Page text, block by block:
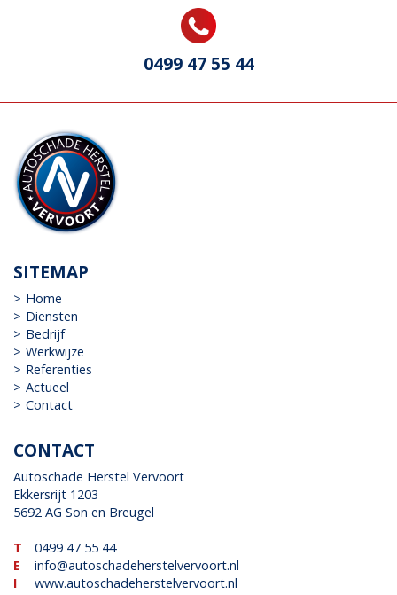
0499 47 55 44
SITEMAP
Home
Diensten
Bedrijf
Werkwijze
Referenties
Actueel
Contact
CONTACT
Autoschade Herstel Vervoort
Ekkersrijt 1203
5692 AG Son en Breugel
T
0499 47 55 44
E
info@autoschadeherstelvervoort.nl
I
www.autoschadeherstelvervoort.nl